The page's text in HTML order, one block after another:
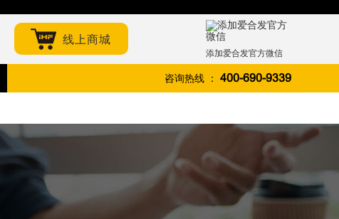
线上商城
添加爱合发官方微信
咨询热线 ： 400-690-9339